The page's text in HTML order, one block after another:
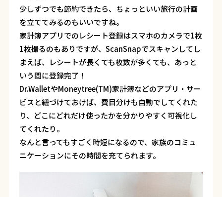
少しずつでも節約できたら、ちょっといい旅行の計画
を立ててみるのもいいですね。
家計簿アプリでのレシート登録はスマホのカメラで1枚
1枚撮るのもありですが、ScanSnapでスキャンしてし
まえば、レシートが長くても枚数が多くても、あっと
いう間に登録完了！
Dr.WalletやMoneytree(TM)家計簿などのアプリ・サー
ビスと紐づけておけば、費目分けも自動でしてくれた
り、どこにどれだけ使ったかを分かりやすく可視化し
てくれたり。
なんと言ってもすごく時短になるので、家族のコミュ
ニケーションにその時間を充てられます。